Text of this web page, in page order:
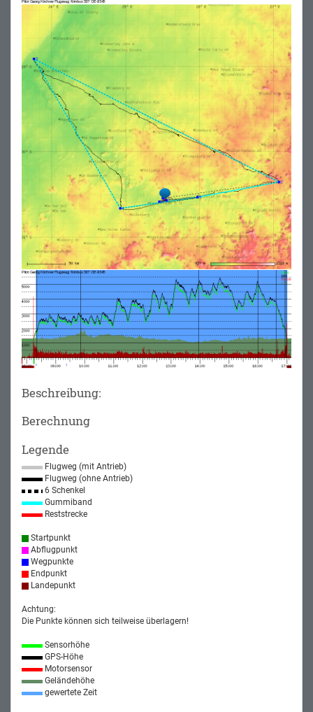
Beschreibung:
Berechnung
Legende
Flugweg (mit Antrieb)
Flugweg (ohne Antrieb)
6 Schenkel
Gummiband
Reststrecke
Startpunkt
Abflugpunkt
Wegpunkte
Endpunkt
Landepunkt
Achtung:
Die Punkte können sich teilweise überlagern!
Sensorhöhe
GPS-Höhe
Motorsensor
Geländehöhe
gewertete Zeit